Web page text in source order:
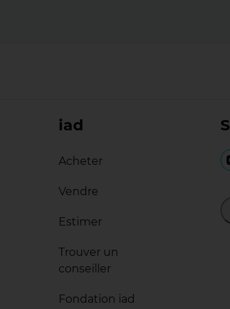
iad
Acheter
Vendre
Estimer
Trouver un
conseiller
Fondation iad